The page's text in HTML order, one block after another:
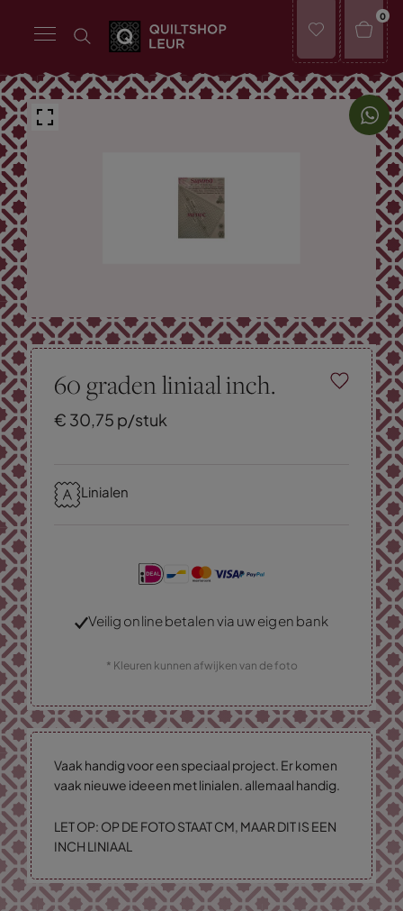
0
60 graden liniaal inch.
€ 30,75 p/stuk
Linialen
Veilig online betalen via uw eigen bank
* Kleuren kunnen afwijken van de foto
Vaak handig voor een speciaal project. Er komen
vaak nieuwe ideeen met linialen. allemaal handig.
LET OP: OP DE FOTO STAAT CM, MAAR DIT IS EEN
INCH LINIAAL